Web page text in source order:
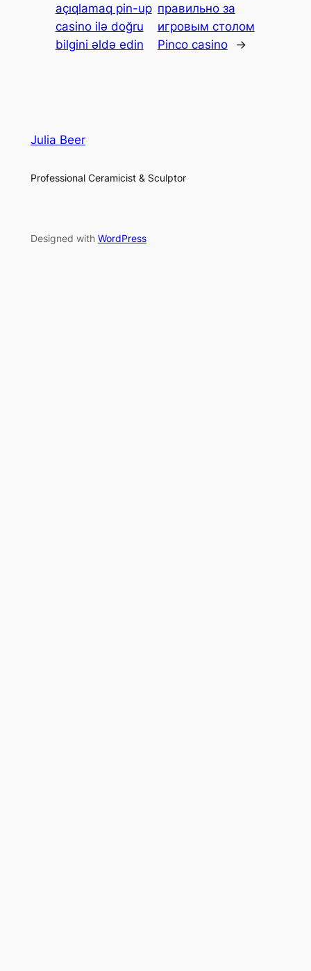
açıqlamaq pin-up
casino ilə doğru
bilgini əldə edin
правильно за
игровым столом
Pinco casino
→
Julia Beer
Professional Ceramicist & Sculptor
Designed with WordPress